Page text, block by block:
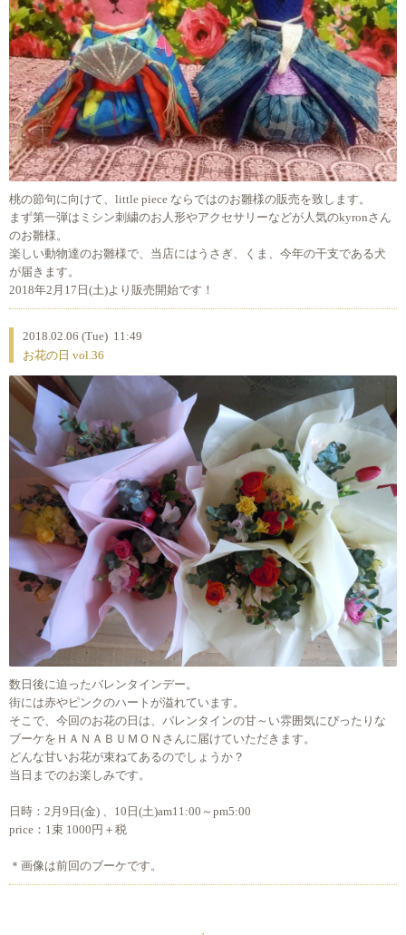
桃の節句に向けて、little piece ならではのお雛様の販売を致します。
まず第一弾はミシン刺繍のお人形やアクセサリーなどが人気のkyronさん
のお雛様。
楽しい動物達のお雛様で、当店にはうさぎ、くま、今年の干支である犬
が届きます。
2018年2月17日(土)より販売開始です！
2018.02.06 (Tue) 11:49
お花の日 vol.36
数日後に迫ったバレンタインデー。
街には赤やピンクのハートが溢れています。
そこで、今回のお花の日は、バレンタインの甘～い雰囲気にぴったりな
ブーケをＨＡＮＡＢＵＭＯＮさんに届けていただきます。
どんな甘いお花が束ねてあるのでしょうか？
当日までのお楽しみです。
日時：2月9日(金) 、10日(土)am11:00～pm5:00
price：1束 1000円＋税
＊画像は前回のブーケです。